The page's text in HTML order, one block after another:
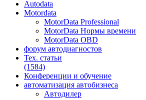
Autodata
Motordata
MotorData Professional
MotorData Нормы времени
MotorData OBD
форум автодиагностов
Тех. статьи
(1584)
Конференции и обучение
автоматизация автобизнеса
Автодилер